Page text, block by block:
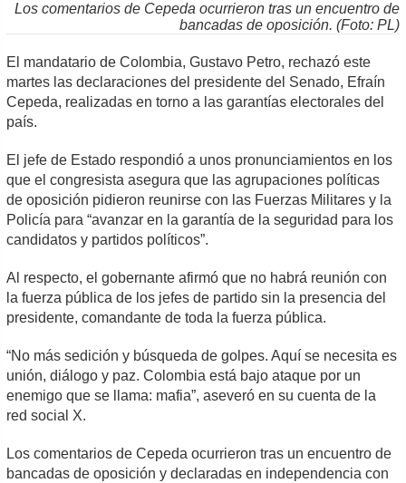
Los comentarios de Cepeda ocurrieron tras un encuentro de
bancadas de oposición. (Foto: PL)
El mandatario de Colombia, Gustavo Petro, rechazó este
martes las declaraciones del presidente del Senado, Efraín
Cepeda, realizadas en torno a las garantías electorales del
país.
El jefe de Estado respondió a unos pronunciamientos en los
que el congresista asegura que las agrupaciones políticas
de oposición pidieron reunirse con las Fuerzas Militares y la
Policía para “avanzar en la garantía de la seguridad para los
candidatos y partidos políticos”.
Al respecto, el gobernante afirmó que no habrá reunión con
la fuerza pública de los jefes de partido sin la presencia del
presidente, comandante de toda la fuerza pública.
“No más sedición y búsqueda de golpes. Aquí se necesita es
unión, diálogo y paz. Colombia está bajo ataque por un
enemigo que se llama: mafia”, aseveró en su cuenta de la
red social X.
Los comentarios de Cepeda ocurrieron tras un encuentro de
bancadas de oposición y declaradas en independencia con